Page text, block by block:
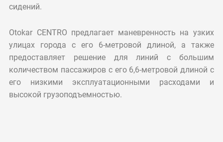
сидений.
Otokar CENTRO предлагает маневренность на узких
улицах города с его 6-метровой длиной, а также
предоставляет решение для линий с большим
количеством пассажиров с его 6,6-метровой длиной с
его низкими эксплуатационными расходами и
высокой грузоподъемностью.